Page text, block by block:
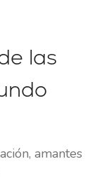
las
amantes